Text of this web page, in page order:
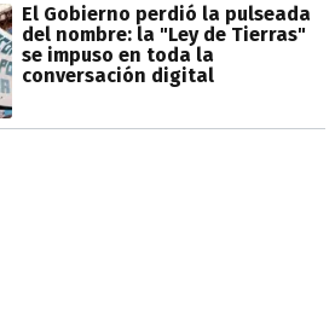
El Gobierno perdió la pulseada
del nombre: la "Ley de Tierras"
se impuso en toda la
conversación digital